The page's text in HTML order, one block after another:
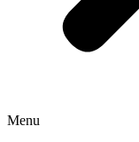
Menu